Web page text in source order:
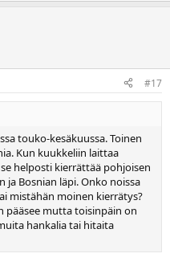
#17
touko-kesäkuussa. Toinen
Kun kuukkeliin laittaa
helposti kierrättää pohjoisen
ja Bosnian läpi. Onko noissa
mistähän moinen kierrätys?
pääsee mutta toisinpäin on
hankalia tai hitaita